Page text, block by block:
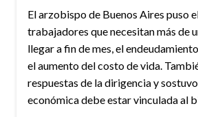
El arzobispo de Buenos Aires puso
trabajadores que necesitan más de
llegar a fin de mes, el
el aumento del costo de vida.
respuestas de la dirigencia y
económica debe estar vinculada al